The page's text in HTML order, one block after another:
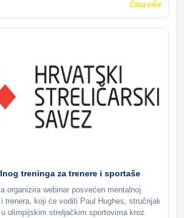
Čitaj više
treninga za trenere i sportaše
organizira webinar posvećen mentalnoj
trenera, koji će voditi Paul Hughes, stručnjak
olimpijskim streljačkim sportovima kroz